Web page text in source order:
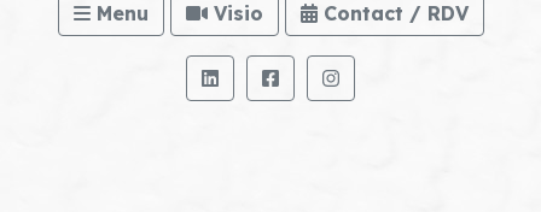
Menu Visio Contact / RDV